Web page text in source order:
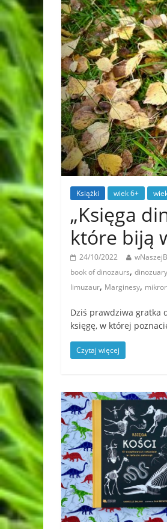
Książki wiek 6+
„Księga
które biją
24/10/2022
book of dinozaurs, dinozuary
limuzaur, Marginesy,
Dziś prawdziwa gratka
księgę, w której
Czytaj więcej